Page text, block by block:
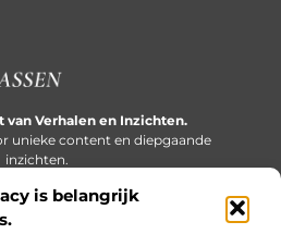
is belangrijk
van Verhalen en Inzichten.
unieke content en diepgaande
inzichten.